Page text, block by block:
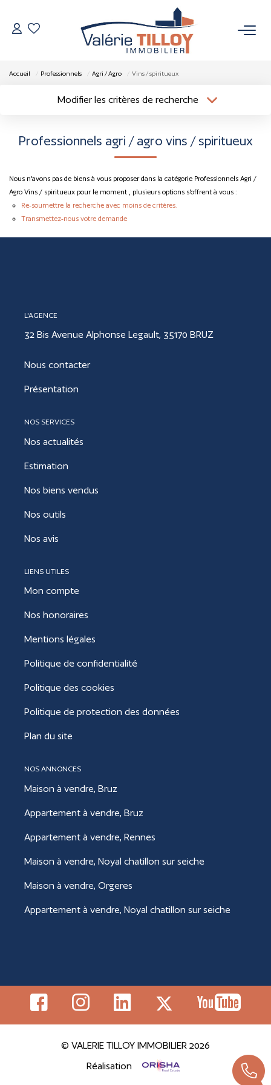
VENDRE
L’AGENCE
Qui Sommes Nous
Accueil Professionnels Agri / Agro Vins / spiritueux
Modifier les critères de recherche
Plus de critères Créer une alerte
Professionnels agri / agro vins / spiritueux
Nous n'avons pas de biens à vous proposer dans la catégorie Professionnels Agri /
Agro Vins / spiritueux pour le moment , plusieurs options s'offrent à vous :
Re-soumettre la recherche avec moins de critères.
Transmettez-nous votre demande
L'AGENCE
32 Bis Avenue Alphonse Legault, 35170 BRUZ
Nous contacter
Présentation
NOS SERVICES
Nos actualités
Estimation
Nos biens vendus
Nos outils
Nos avis
LIENS UTILES
Mon compte
Nos honoraires
Mentions légales
Politique de confidentialité
Politique des cookies
Politique de protection des données
Plan du site
NOS ANNONCES
Maison à vendre, Bruz
Appartement à vendre, Bruz
Appartement à vendre, Rennes
Maison à vendre, Noyal chatillon sur seiche
Maison à vendre, Orgeres
Appartement à vendre, Noyal chatillon sur seiche
© VALERIE TILLOY IMMOBILIER 2026
Réalisation